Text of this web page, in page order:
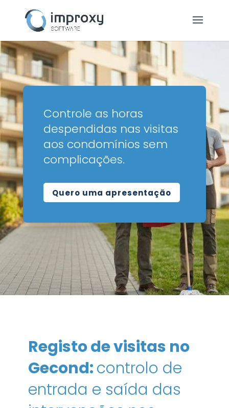
Controle as horas
despendidas nas visitas
aos condomínios sem
complicações.
Quero uma apresentação
Registo de visitas no
Gecond:controlo de
entrada e saída das